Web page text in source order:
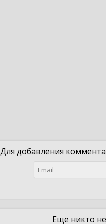
Для добавления
Еще никто